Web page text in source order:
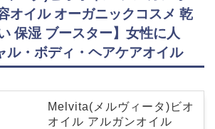
オイル オーガニックコスメ 乾
保湿 ブースター】女性に人
ル・ボディ・ヘアケアオイル
Melvita(メルヴィータ)ビオ
オイル アルガンオイル